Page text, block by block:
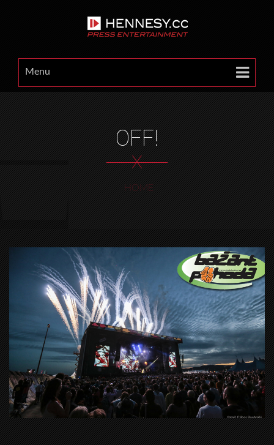
Menu
OFF!
X
HOME